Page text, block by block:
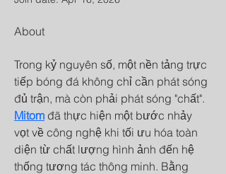
About
Trong kỷ nguyên số, một nền tảng trực
tiếp bóng đá không chỉ cần phát sóng
đủ trận, mà còn phải phát sóng "chất".
Mitom đã thực hiện một bước nhảy
vọt về công nghệ khi tối ưu hóa toàn
diện từ chất lượng hình ảnh đến hệ
thống tương tác thông minh. Bằng